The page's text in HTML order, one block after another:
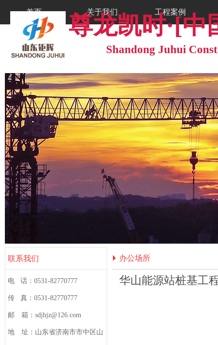
尊龙凯时·[
Shandong Juhui
首页 关于我们 工程案例
工程案例 工程案例
联系我们
电 话：0531-82770777
传 真：0531-82770777
邮 箱：sdjhjz@126.com
地 址：山东省济南市市中区山
办公场所
华山能源站桩基工